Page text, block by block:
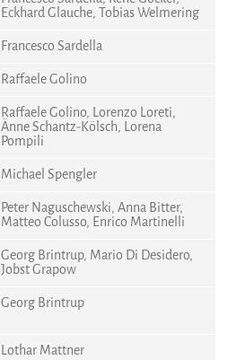
Eckhard Glauche, Tobias Welmering
Francesco Sardella
Raffaele Golino
Raffaele Golino, Lorenzo Loreti,
Änne Schantz-Kölsch, Lorena
Pompili
Michael Spengler
Peter Naguschewski, Anna Bitter,
Matteo Colusso, Enrico Martinelli
Georg Brintrup, Mario Di Desidero,
Jobst Grapow
Georg Brintrup
Lothar Mattner